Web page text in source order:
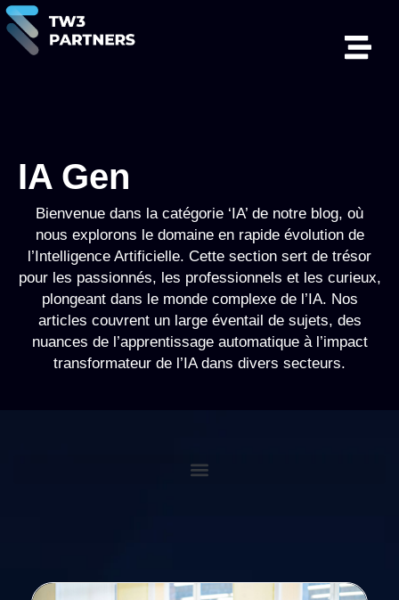
IA Gen
Bienvenue dans la catégorie ‘IA’ de notre blog, où
nous explorons le domaine en rapide évolution de
l’Intelligence Artificielle. Cette section sert de trésor
pour les passionnés, les professionnels et les curieux,
plongeant dans le monde complexe de l’IA. Nos
articles couvrent un large éventail de sujets, des
nuances de l’apprentissage automatique à l’impact
transformateur de l’IA dans divers secteurs.